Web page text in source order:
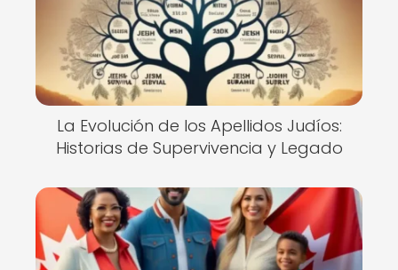
La Evolución de los Apellidos Judíos:
Historias de Supervivencia y Legado